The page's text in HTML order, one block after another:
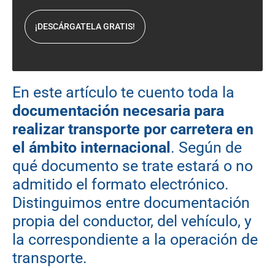
¡DESCÁRGATELA GRATIS!
En este artículo te cuento toda la
documentación necesaria para
realizar transporte por carretera en
el ámbito internacional . Según de
qué documento se trate estará o no
admitido el formato electrónico.
Distinguimos entre documentación
propia del conductor, del vehículo, y
la correspondiente a la operación de
transporte.